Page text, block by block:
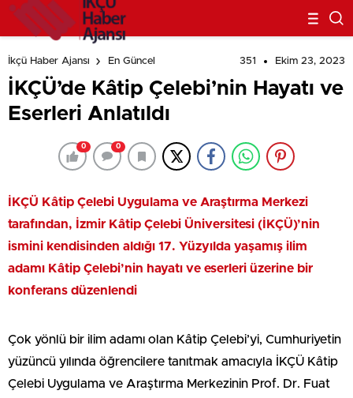
İkçü Haber Ajansı En Güncel 351 Ekim 23, 2023
İKÇÜ’de Kâtip Çelebi’nin Hayatı ve
Eserleri Anlatıldı
0 0
İKÇÜ Kâtip Çelebi Uygulama ve Araştırma Merkezi
tarafından, İzmir Kâtip Çelebi Üniversitesi (İKÇÜ)’nin
ismini kendisinden aldığı 17. Yüzyılda yaşamış ilim
adamı Kâtip Çelebi’nin hayatı ve eserleri üzerine bir
konferans düzenlendi
Çok yönlü bir ilim adamı olan Kâtip Çelebi’yi, Cumhuriyetin
yüzüncü yılında öğrencilere tanıtmak amacıyla İKÇÜ Kâtip
Çelebi Uygulama ve Araştırma Merkezinin Prof. Dr. Fuat